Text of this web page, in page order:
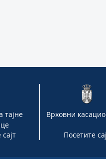
тајне
Врховни
Посетите